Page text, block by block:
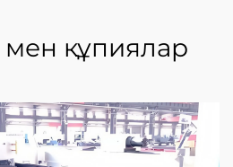
мен құпиялар